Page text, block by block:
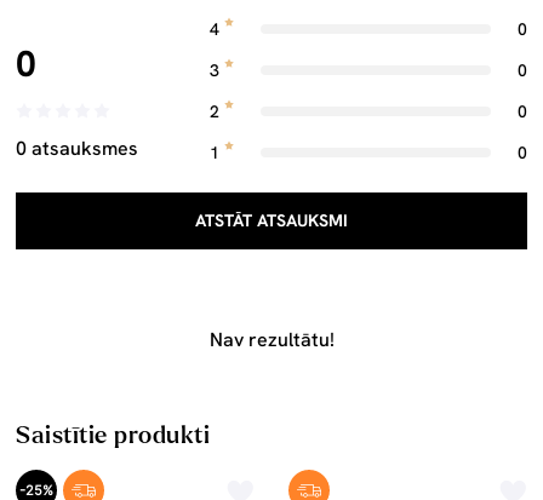
0
0 atsauksmes
4
0
3
0
2
0
1
0
ATSTĀT ATSAUKSMI
Nav rezultātu!
Saistītie produkti
-25%